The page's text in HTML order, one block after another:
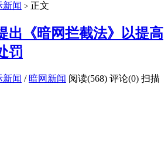
新闻 > 正文
出《暗网拦截法》以提高
罚
新闻 / 暗网新闻 阅读(568) 评论(0) 扫描